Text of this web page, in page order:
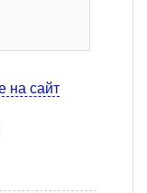
на сайт